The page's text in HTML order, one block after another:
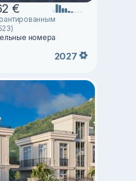
€
номера
2027